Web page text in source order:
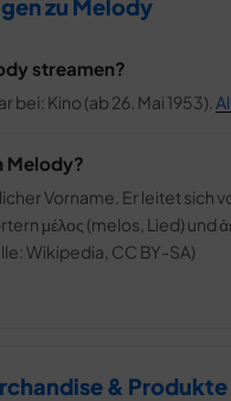
zu Melody
streamen?
Kino (ab 26. Mai 1953).
Melody?
Vorname. Er leitet sich
μέλος (melos, Lied) und
Wikipedia, CC BY-SA)
& Produkte